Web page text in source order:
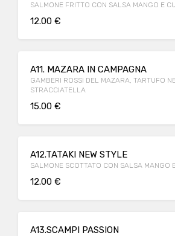
SALMONE FRITTO CON SALSA MANGO E
12.00 €
A11. MAZARA IN CAMPAGNA
GAMBERI ROSSI DEL MAZARA, TARTUFO
STRACCIATELLA
15.00 €
A12.TATAKI NEW STYLE
SALMONE SCOTTATO CON SALSA MANGO
12.00 €
A13.SCAMPI PASSION